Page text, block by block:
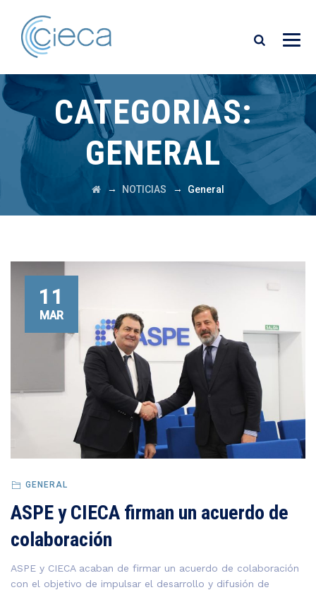
CATEGORIAS:
GENERAL
→ NOTICIAS → General
11
MAR
GENERAL
ASPE y CIECA firman un acuerdo de
colaboración
ASPE y CIECA acaban de firmar un acuerdo de colaboración
con el objetivo de impulsar el desarrollo y difusión de